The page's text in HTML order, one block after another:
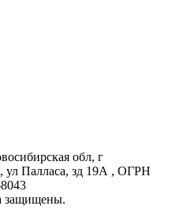
обл, г
ул Палласа, зд 19А , ОГРН
защищены.